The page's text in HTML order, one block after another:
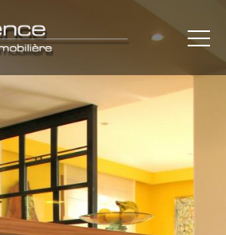
×
L'AGENCE
MAISONS
APPARTEMENTS
REJOINDRE LE CERCLE